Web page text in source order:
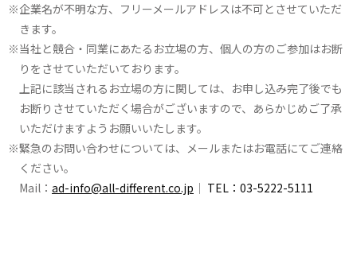
企業名が不明な方、フリーメールアドレスは不可とさせていただ
きます。
当社と競合・同業にあたるお立場の方、個人の方のご参加はお断
りをさせていただいております。
上記に該当されるお立場の方に関しては、お申し込み完了後でも
お断りさせていただく場合がございますので、あらかじめご了承
いただけますようお願いいたします。
緊急のお問い合わせについては、メールまたはお電話にてご連絡
ください。
Mail： ad-info@all-different.co.jp ｜ TEL：03-5222-5111